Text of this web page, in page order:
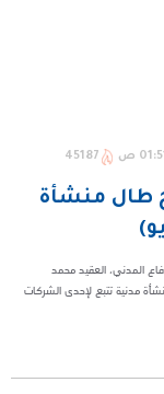
ص 45187
طال منشأة
المدني، العقيد محمد
مدنية تتبع لإحدى الشركات